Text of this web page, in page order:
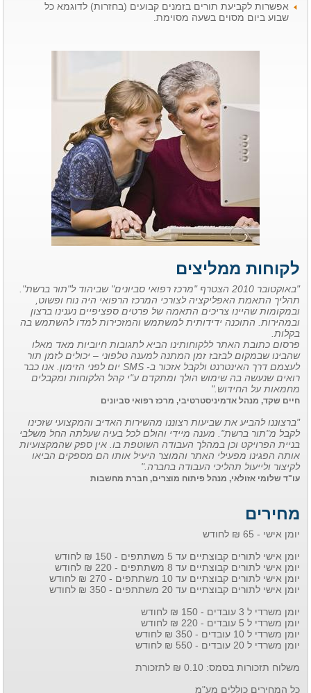
אפשרות לקביעת תורים בזמנים קבועים (בחזרות) לדוגמא כל
שבוע ביום מסוים בשעה מסוימת.
לקוחות ממליצים
"באוקטובר 2010 הצטרף "מרכז רפואי סביונים" שביהוד ל"תור ברשת".
תהליך התאמת האפליקציה לצורכי המרכז הרפואי היה נוח ופשוט,
ובמקומות שהיינו צריכים התאמה של פרטים ספציפיים נענינו ברצון
ובמהירות. התוכנה ידידותית למשתמש והמזכירות למדו להשתמש בה
בקלות.
פרסום כתובת האתר ללקוחותינו הביא לתגובות חיוביות מאד מאלו
שהבינו שבמקום לבזבז זמן המתנה למענה טלפוני – יכולים לזמן תור
לעצמם דרך האינטרנט ולקבל אזכור ב- SMS יום לפני הזימון. אנו כבר
רואים שנעשה בה שימוש הולך ומתקדם ע"י קהל הלקוחות ומקבלים
מחמאות על החידוש."
חיים שקד, מנהל אדמיניסטרטיבי, מרכז רפואי סביונים
"ברצוננו להביע את שביעות רצוננו מהשירות האדיב והמקצועי שזכינו
לקבל מ"תור ברשת". מענה מיידי והולם לכל בעיה שעלתה החל משלבי
בניית הפרויקט וכן במהלך העבודה השוטפת בו. אין ספק שהמקצועיות
אותה הפגינו מפעילי האתר והמוצר היעיל אותו הם מספקים הביאו
לקיצור ולייעול תהליכי העבודה בחברה."
עו"ד שלומי אזולאי, מנהל פיתוח מוצרים, חברת מחשבות
מחירים
יומן אישי - 65 ₪ לחודש
יומן אישי לתורים קבוצתיים עד 5 משתתפים - 150 ₪ לחודש
יומן אישי לתורים קבוצתיים עד 8 משתתפים - 220 ₪ לחודש
יומן אישי לתורים קבוצתיים עד 10 משתתפים - 270 ₪ לחודש
יומן אישי לתורים קבוצתיים עד 20 משתתפים - 350 ₪ לחודש
יומן משרדי ל 3 עובדים - 150 ₪ לחודש
יומן משרדי ל 5 עובדים - 220 ₪ לחודש
יומן משרדי ל 10 עובדים - 350 ₪ לחודש
יומן משרדי ל 20 עובדים - 550 ₪ לחודש
משלוח תזכורות בסמס: 0.10 ₪ לתזכורת
כל המחירים כוללים מע"מ